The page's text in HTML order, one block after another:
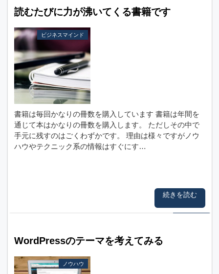
読むたびに力が沸いてくる書籍です
ビジネスマインド
書籍は毎回かなりの冊数を購入しています 書籍は年間を
通じて本はかなりの冊数を購入します。 ただしその中で
手元に残すのはごくわずかです。 理由は様々ですがノウ
ハウやテクニック系の情報はすぐにす…
続きを読む
WordPressのテーマを考えてみる
ノウハウ